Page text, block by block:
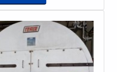
com diferentes tipos
natural, óleo e
para manter a
dos equipamentos